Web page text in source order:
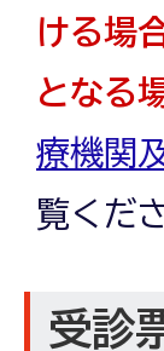
ける場
となる
療機関
覧くだ
受診